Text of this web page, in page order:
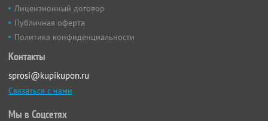
Лицензионный договор
Публичная оферта
Политика конфиденциальности
Контакты
sprosi@kupikupon.ru
Связаться с нами
Мы в Соцсетях